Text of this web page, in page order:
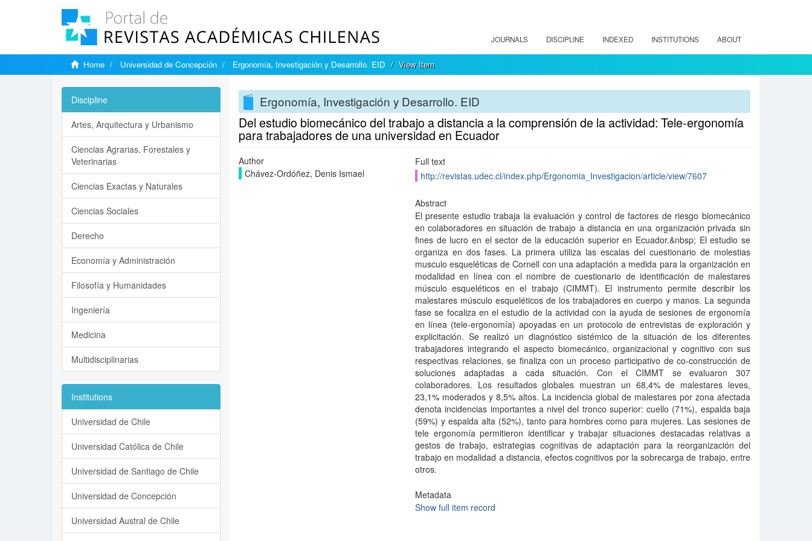
JOURNALS DISCIPLINE INDEXED INSTITUTIONS ABOUT
Home Universidad de Concepción Ergonomía, Investigación y Desarrollo. EID View Item
Ergonomía, Investigación y Desarrollo. EID
Del estudio biomecánico del trabajo a distancia a la comprensión de la actividad: Tele-ergonomía
para trabajadores de una universidad en Ecuador
Author
Chávez-Ordóñez, Denis Ismael
Full text
http://revistas.udec.cl/index.php/Ergonomia_Investigacion/article/view/7607
Abstract
El presente estudio trabaja la evaluación y control de factores de riesgo biomecánico
en colaboradores en situación de trabajo a distancia en una organización privada sin
fines de lucro en el sector de la educación superior en Ecuador.&nbsp; El estudio se
organiza en dos fases. La primera utiliza las escalas del cuestionario de molestias
musculo esqueléticas de Cornell con una adaptación a medida para la organización en
modalidad en línea con el nombre de cuestionario de identificación de malestares
músculo esqueléticos en el trabajo (CIMMT). El instrumento permite describir los
malestares músculo esqueléticos de los trabajadores en cuerpo y manos. La segunda
fase se focaliza en el estudio de la actividad con la ayuda de sesiones de ergonomía
en línea (tele-ergonomía) apoyadas en un protocolo de entrevistas de exploración y
explicitación. Se realizó un diagnóstico sistémico de la situación de los diferentes
trabajadores integrando el aspecto biomecánico, organizacional y cognitivo con sus
respectivas relaciones, se finaliza con un proceso participativo de co-construcción de
soluciones adaptadas a cada situación. Con el CIMMT se evaluaron 307
colaboradores. Los resultados globales muestran un 68,4% de malestares leves,
23,1% moderados y 8,5% altos. La incidencia global de malestares por zona afectada
denota incidencias importantes a nivel del tronco superior: cuello (71%), espalda baja
(59%) y espalda alta (52%), tanto para hombres como para mujeres. Las sesiones de
tele ergonomía permitieron identificar y trabajar situaciones destacadas relativas a
gestos de trabajo, estrategias cognitivas de adaptación para la reorganización del
trabajo en modalidad a distancia, efectos cognitivos por la sobrecarga de trabajo, entre
otros.
Metadata
Show full item record
Discipline
Artes, Arquitectura y Urbanismo
Ciencias Agrarias, Forestales y
Veterinarias
Ciencias Exactas y Naturales
Ciencias Sociales
Derecho
Economía y Administración
Filosofía y Humanidades
Ingeniería
Medicina
Multidisciplinarias
Institutions
Universidad de Chile
Universidad Católica de Chile
Universidad de Santiago de Chile
Universidad de Concepción
Universidad Austral de Chile